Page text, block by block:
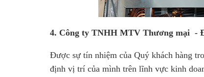
4. Công ty TNHH MTV Thương mại -
Được sự tín nhiệm của Quý khách hàng
định vị trí của mình trên lĩnh vực kinh